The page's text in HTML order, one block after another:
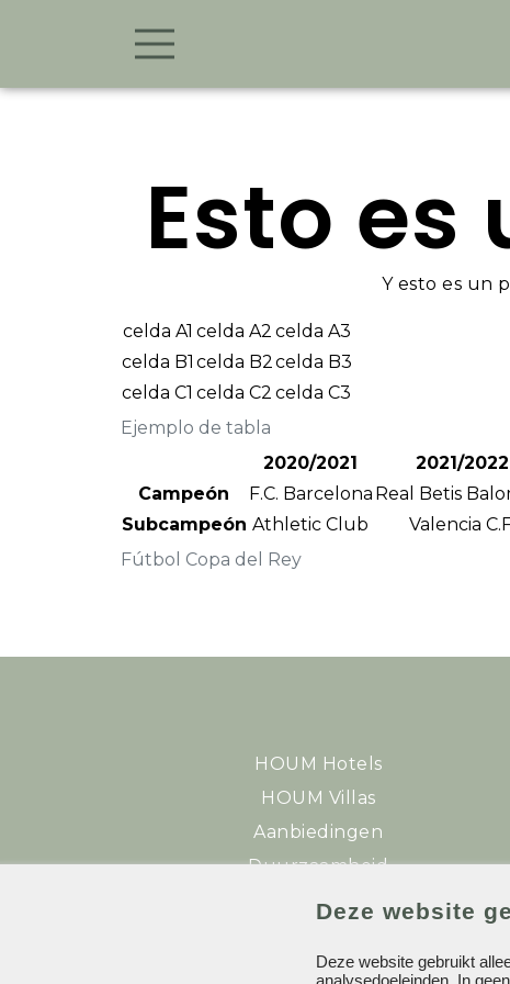
Esto
Y esto es un
Ejemplo de tabla
celda A1 celda A2 celda A3
celda B1 celda B2celda B3
celda C1 celda C2 celda C3
Fútbol Copa del Rey
2020/2021
2021/2022
Campeón
F.C. Barcelona Real Betis
Subcampeón Athletic Club Valencia
HOUM Hotels
HOUM Villas
Aanbiedingen
Duurzaamheid
Deze website
Deze website gebruikt
analysedoeleinden. In